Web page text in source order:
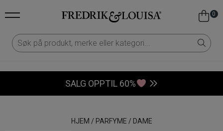
0
SALG OPPTIL 60%
HJEM / PARFYME / DAME